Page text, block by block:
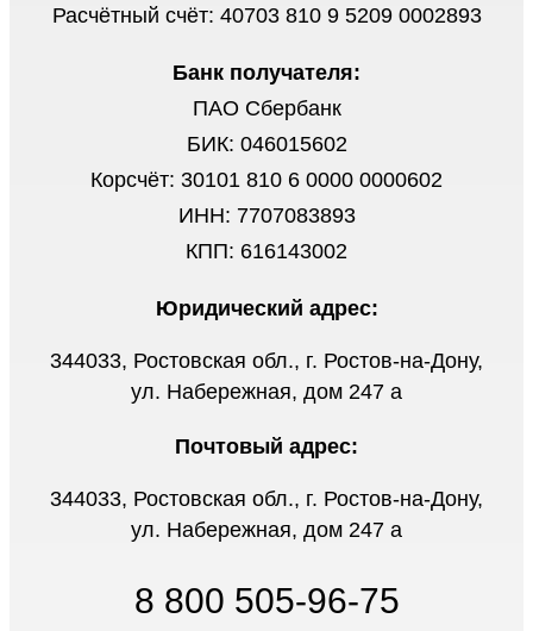
Расчётный счёт: 40703 810 9 5209 0002893
Банк получателя:
ПАО Сбербанк
БИК: 046015602
Корсчёт: 30101 810 6 0000 0000602
ИНН: 7707083893
КПП: 616143002
Юридический адрес:
344033, Ростовская обл., г. Ростов-на-Дону,
ул. Набережная, дом 247 а
Почтовый адрес:
344033, Ростовская обл., г. Ростов-на-Дону,
ул. Набережная, дом 247 а
8 800 505-96-75